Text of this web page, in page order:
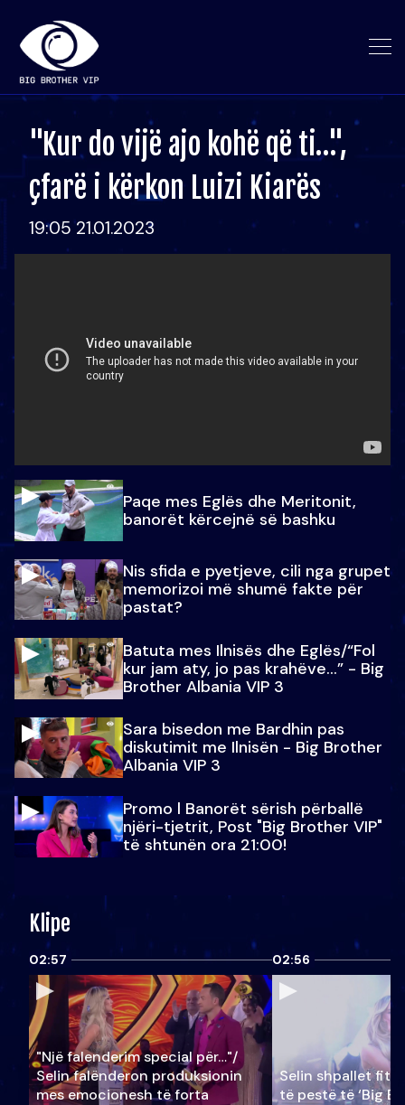
"Kur do vijë ajo kohë që ti…",
çfarë i kërkon Luizi Kiarës
19:05 21.01.2023
Paqe mes Eglës dhe Meritonit,
banorët kërcejnë së bashku
Nis sfida e pyetjeve, cili nga grupet
memorizoi më shumë fakte për
pastat?
Batuta mes Ilnisës dhe Eglës/“Fol
kur jam aty, jo pas krahëve…” - Big
Brother Albania VIP 3
Sara bisedon me Bardhin pas
diskutimit me Ilnisën - Big Brother
Albania VIP 3
Promo l Banorët sërish përballë
njëri-tjetrit, Post "Big Brother VIP"
të shtunën ora 21:00!
Klipe
02:57
"Një falenderim special për…"/
Selin falënderon produksionin
mes emocionesh të forta
02:56
Selin shpallet
të pestë të ‘Big